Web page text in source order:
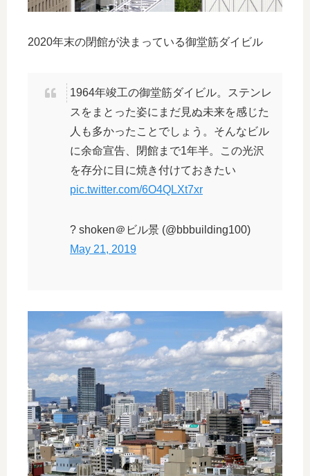
2020年末の閉館が決まっている御堂筋ダイビル
1964年竣工の御堂筋ダイビル。ステンレ
スをまとった姿にまだ見ぬ未来を感じた
人も多かったことでしょう。そんなビル
に余命宣告、閉館まで1年半。この光沢
を存分に目に焼き付けておきたい
pic.twitter.com/6O4QLXt7xr
? shoken＠ビル景 (@bbbuilding100)
May 21, 2019